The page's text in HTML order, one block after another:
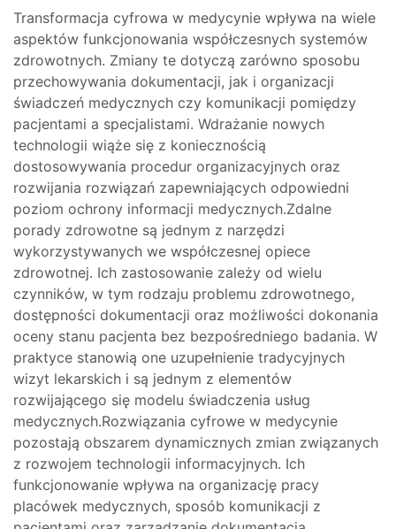
Transformacja cyfrowa w medycynie wpływa na wiele
aspektów funkcjonowania współczesnych systemów
zdrowotnych. Zmiany te dotyczą zarówno sposobu
przechowywania dokumentacji, jak i organizacji
świadczeń medycznych czy komunikacji pomiędzy
pacjentami a specjalistami. Wdrażanie nowych
technologii wiąże się z koniecznością
dostosowywania procedur organizacyjnych oraz
rozwijania rozwiązań zapewniających odpowiedni
poziom ochrony informacji medycznych.Zdalne
porady zdrowotne są jednym z narzędzi
wykorzystywanych we współczesnej opiece
zdrowotnej. Ich zastosowanie zależy od wielu
czynników, w tym rodzaju problemu zdrowotnego,
dostępności dokumentacji oraz możliwości dokonania
oceny stanu pacjenta bez bezpośredniego badania. W
praktyce stanowią one uzupełnienie tradycyjnych
wizyt lekarskich i są jednym z elementów
rozwijającego się modelu świadczenia usług
medycznych.Rozwiązania cyfrowe w medycynie
pozostają obszarem dynamicznych zmian związanych
z rozwojem technologii informacyjnych. Ich
funkcjonowanie wpływa na organizację pracy
placówek medycznych, sposób komunikacji z